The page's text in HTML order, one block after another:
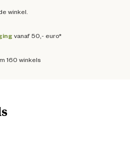
winkel.
vanaf 50,- euro*
160 winkels